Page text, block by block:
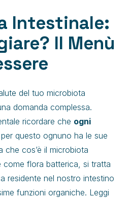
Intestinale:
Il Menù
del tuo microbiota
domanda complessa.
ricordare che ogni
questo ognuno ha le sue
che cos’è il microbiota
come flora batterica, si tratta
residente nel nostro intestino
funzioni organiche. Leggi